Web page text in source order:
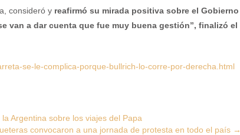
consideró y reafirmó su mirada positiva sobre el Gobierno
van a dar cuenta que fue muy buena gestión”, finalizó el
se-le-complica-porque-bullrich-lo-corre-por-derecha.html
Argentina sobre los viajes del Papa
convocaron a una jornada de protesta en todo el país →